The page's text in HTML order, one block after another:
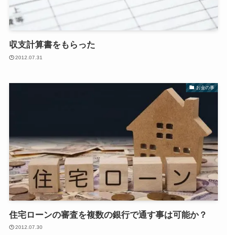
収支計算書をもらった
2012.07.31
お金の事
住宅ローンの審査を複数の銀行で通す事は可能か？
2012.07.30